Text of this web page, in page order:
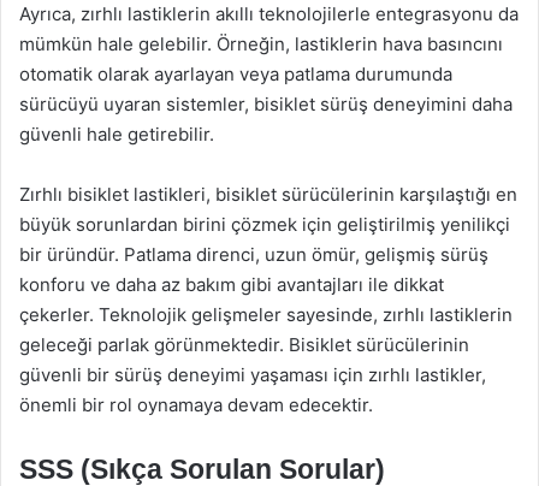
Ayrıca, zırhlı lastiklerin akıllı teknolojilerle entegrasyonu da
mümkün hale gelebilir. Örneğin, lastiklerin hava basıncını
otomatik olarak ayarlayan veya patlama durumunda
sürücüyü uyaran sistemler, bisiklet sürüş deneyimini daha
güvenli hale getirebilir.
Zırhlı bisiklet lastikleri, bisiklet sürücülerinin karşılaştığı en
büyük sorunlardan birini çözmek için geliştirilmiş yenilikçi
bir üründür. Patlama direnci, uzun ömür, gelişmiş sürüş
konforu ve daha az bakım gibi avantajları ile dikkat
çekerler. Teknolojik gelişmeler sayesinde, zırhlı lastiklerin
geleceği parlak görünmektedir. Bisiklet sürücülerinin
güvenli bir sürüş deneyimi yaşaması için zırhlı lastikler,
önemli bir rol oynamaya devam edecektir.
SSS (Sıkça Sorulan Sorular)